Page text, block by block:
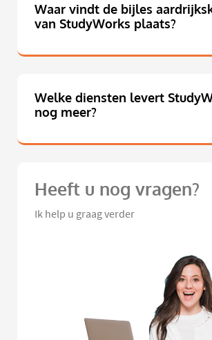
Waar vindt de bijles
van StudyWorks plaats?
Welke diensten levert
nog meer?
Heeft u nog vragen?
Ik help u graag verder